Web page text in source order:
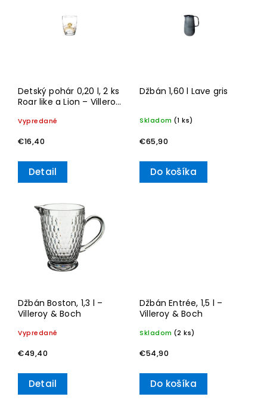
Abecedne
Detský pohár 0,20 l, 2 ks
Roar like a Lion – Villeroy
Vypredané
€16,40
Detail
Džbán 1,60 l Lave gris
Skladom (1 ks)
€65,90
Do košíka
Džbán Boston, 1,3 l –
Villeroy & Boch
Vypredané
€49,40
Detail
Džbán Entrée, 1,5 l –
Villeroy & Boch
Skladom (2 ks)
€54,90
Do košíka